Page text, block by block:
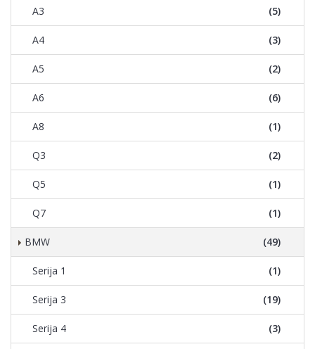
A3 (5)
A4 (3)
A5 (2)
A6 (6)
A8 (1)
Q3 (2)
Q5 (1)
Q7 (1)
BMW (49)
Serija 1 (1)
Serija 3 (19)
Serija 4 (3)